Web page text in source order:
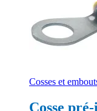
Cosses et
Cosse